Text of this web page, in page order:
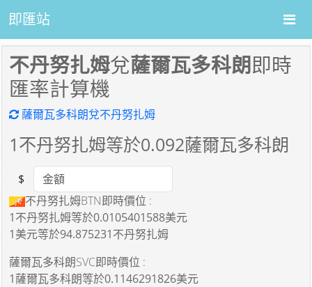
即匯站
不丹努扎姆兌薩爾瓦多科朗即時
匯率計算機
薩爾瓦多科朗兌不丹努扎姆
1不丹努扎姆等於0.092薩爾瓦多科朗
Amount
$
不丹努扎姆BTN即時價位 :
1不丹努扎姆等於0.0105401588美元
1美元等於94.875231不丹努扎姆
薩爾瓦多科朗SVC即時價位 :
1薩爾瓦多科朗等於0.1146291826美元